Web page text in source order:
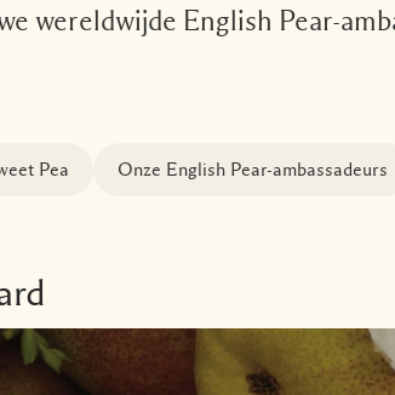
wereldwijde English Pear-
Pea Onze English Pear-ambassadeurs